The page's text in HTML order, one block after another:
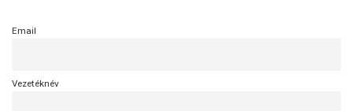
Email
Vezetéknév